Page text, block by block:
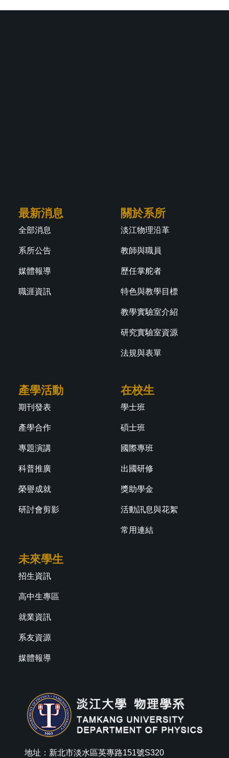
最新消息
全部消息
系所公告
媒體報導
職涯資訊
關於系所
淡江物理沿革
教師與職員
歷任掌舵者
特色與教學目標
教學實驗室介紹
研究實驗室資源
法規與表單
產學活動
期刊發表
產學合作
專題演講
科普推廣
榮譽成就
研討會剪影
在校生
學士班
碩士班
國際專班
出國研修
獎助學金
活動訊息與花絮
常用連結
未來學生
招生資訊
高中生專區
就業資訊
系友資源
媒體報導
地址：新北市淡水區英專路151號S320